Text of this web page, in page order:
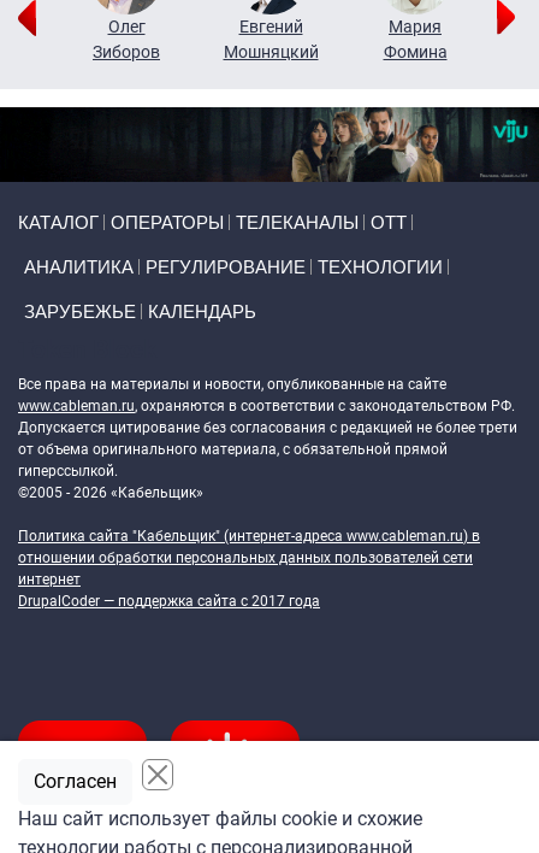
Олег
Зиборов
Евгений
Мошняцкий
Мария
Фомина
КАТАЛОГ ОПЕРАТОРЫ ТЕЛЕКАНАЛЫ ОТТ
АНАЛИТИКА РЕГУЛИРОВАНИЕ ТЕХНОЛОГИИ
ЗАРУБЕЖЬЕ КАЛЕНДАРЬ
Все права на материалы и новости, опубликованные на сайте
www.cableman.ru, охраняются в соответствии с законодательством РФ.
Допускается цитирование без согласования с редакцией не более трети
от объема оригинального материала, с обязательной прямой
гиперссылкой.
©2005 - 2026 «Кабельщик»
Политика сайта "Кабельщик" (интернет-адреса www.cableman.ru) в
отношении обработки персональных данных пользователей сети
интернет
DrupalCoder — поддержка сайта c 2017 года
Наш сайт использует файлы cookie и схожие
технологии работы с персонализированной
Согласен